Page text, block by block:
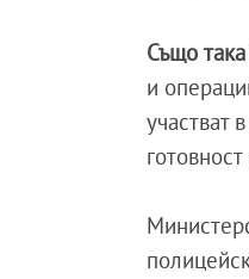
Също
и
участват